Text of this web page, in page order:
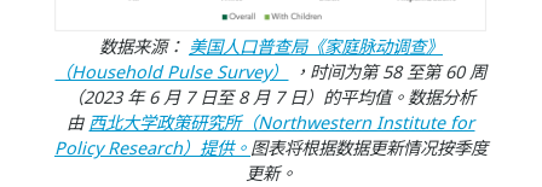
数据来源： 美国人口普查局《家庭脉动调查》
（Household Pulse Survey）
，时间为第 58 至第 60 周
（2023 年 6 月 7 日至 8 月 7 日）的平均值。数据分析
由 西北大学政策研究所（Northwestern Institute for
Policy Research）提供。 图表将根据数据更新情况按季度
更新。